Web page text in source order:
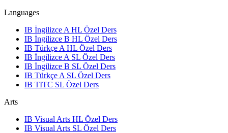
Languages
IB İngilizce A HL Özel Ders
IB İngilizce B HL Özel Ders
IB Türkçe A HL Özel Ders
IB İngilizce A SL Özel Ders
IB İngilizce B SL Özel Ders
IB Türkçe A SL Özel Ders
IB TITC SL Özel Ders
Arts
IB Visual Arts HL Özel Ders
IB Visual Arts SL Özel Ders